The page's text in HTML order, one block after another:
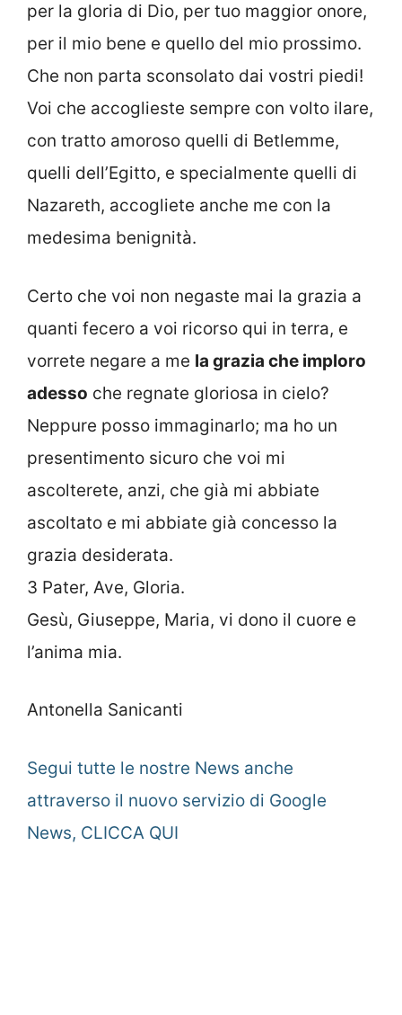
per la gloria di Dio, per tuo maggior onore,
per il mio bene e quello del mio prossimo.
Che non parta sconsolato dai vostri piedi!
Voi che accoglieste sempre con volto ilare,
con tratto amoroso quelli di Betlemme,
quelli dell’Egitto, e specialmente quelli di
Nazareth, accogliete anche me con la
medesima benignità.
Certo che voi non negaste mai la grazia a
quanti fecero a voi ricorso qui in terra, e
vorrete negare a me la grazia che imploro
adesso che regnate gloriosa in cielo?
Neppure posso immaginarlo; ma ho un
presentimento sicuro che voi mi
ascolterete, anzi, che già mi abbiate
ascoltato e mi abbiate già concesso la
grazia desiderata.
3 Pater, Ave, Gloria.
Gesù, Giuseppe, Maria, vi dono il cuore e
l’anima mia.
Antonella Sanicanti
Segui tutte le nostre News anche
attraverso il nuovo servizio di Google
News, CLICCA QUI